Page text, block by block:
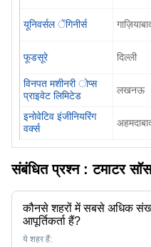
यूनिवर्सल ेंगिनीर्स
फूडसूरे दिल्ली
विनपत मशीनरी ोप्स
प्राइवेट लिमिटेड
लखनऊ
इनोवेटिव इंजीनियरिंग
वर्क्स
संबंधित प्रश्न :टमाटर
कौनसे शहरों में सबसे अधिक
आपूर्तिकर्ता हैं?
ये शहर हैं: